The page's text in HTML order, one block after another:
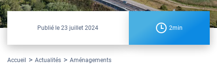
Publié le23 juillet 2024 2min
Accueil Actualités Aménagements